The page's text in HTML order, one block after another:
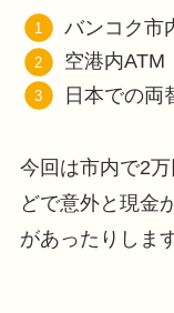
バンコク市
空港内ATM
日本での両
今回は市内で2
どで意外と現金
があったりします